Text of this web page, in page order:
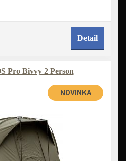
Detail
Pro Bivvy 2 Person
NOVINKA